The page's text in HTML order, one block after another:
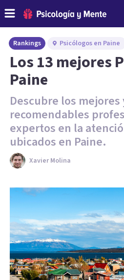
Rankings Psicólogos en Paine
Los 13 mejores
Paine
Descubre los mejores
recomendables
expertos en la
ubicados en Paine.
Xavier Molina